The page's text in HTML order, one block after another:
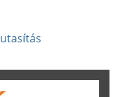
utasítás